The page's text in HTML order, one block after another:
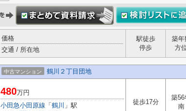
価格
交通 / 所在地
駅徒歩
停歩
築年
方
中古マンション 鶴川２丁目団地
480万円
小田急小田原線 「 鶴川 」駅 徒歩17分
築56
南